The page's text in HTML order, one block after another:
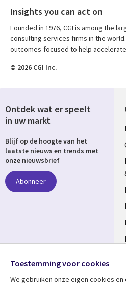
Insights you can act on
Founded in 1976, CGI is among the
consulting services firms in the
outcomes-focused to help
© 2026 CGI Inc.
Ontdek wat er speelt
in uw markt
Blijf op de hoogte van het
laatste nieuws en trends met
onze nieuwsbrief
Abonneer
Toestemming voor cookies
We gebruiken onze eigen cookies en